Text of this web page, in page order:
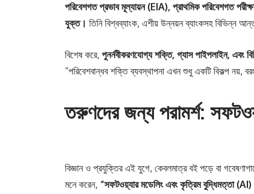
পরিবেশগত প্রভাব মূল্যায়ন (EIA), প্রাথমিক পরিবেশগত
যুক্ত। তিনি বিশ্বব্যাংক, এশীয় উন্নয়ন ব্যাংকসহ বিভিন্ন
বিশেষ করে, পুনর্নবীকরণযোগ্য শক্তি, গ্যাস পাইপলাইন, এবং
“পরিবেশবান্ধব শক্তি ব্যবস্থাপনা এখন শুধু একটি বিকল্প নয়,
তরুণদের জন্য পরামর্শ:
বিজ্ঞান ও প্রযুক্তির এই যুগে, কেবলমাত্র বই পড়ে বা
মনে করেন, “সফটওয়্যার মডেলিং এবং কৃত্রিম বুদ্ধিমত্তা